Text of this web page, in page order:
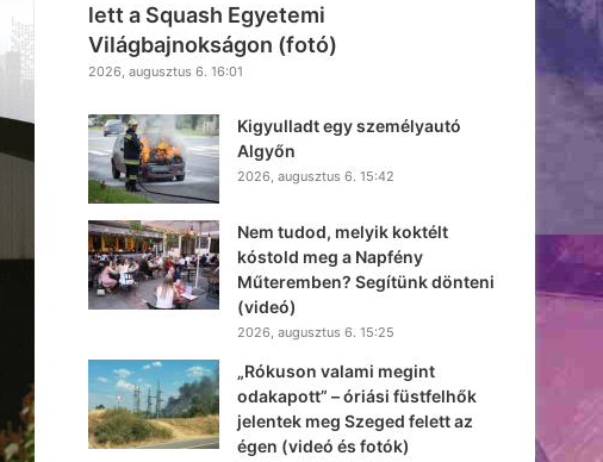
lett a Squash Egyetemi
Világbajnokságon (fotó)
2026, augusztus 6. 16:01
Kigyulladt egy személyautó
Algyőn
2026, augusztus 6. 15:42
Nem tudod, melyik koktélt
kóstold meg a Napfény
Műteremben? Segítünk dönteni
(videó)
2026, augusztus 6. 15:25
„Rókuson valami megint
odakapott” – óriási füstfelhők
jelentek meg Szeged felett az
égen (videó és fotók)